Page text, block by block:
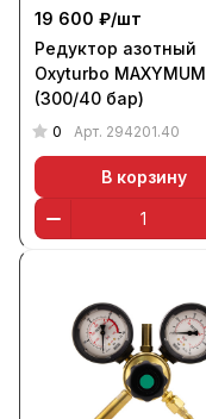
19 600 ₽/шт
Редуктор азотный
Oxyturbo MAXYMUM
(300/40 бар)
0 Арт. 294201.40
В корзину